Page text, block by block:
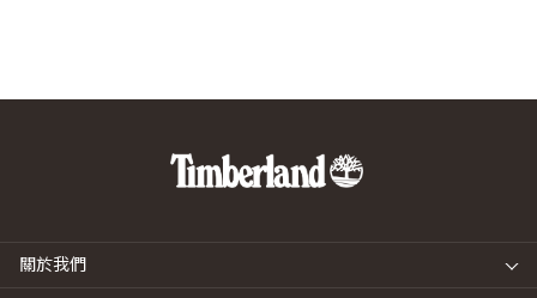
關於我們